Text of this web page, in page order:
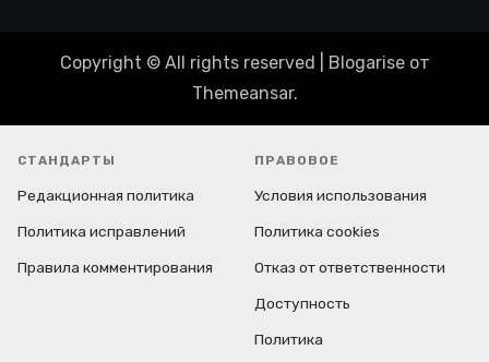
Copyright © All rights reserved Blogariseот
Themeansar.
СТАНДАРТЫ
Редакционная политика
Политика исправлений
Правила комментирования
ПРАВОВОЕ
Условия использования
Политика cookies
Отказ от ответственности
Доступность
Политика